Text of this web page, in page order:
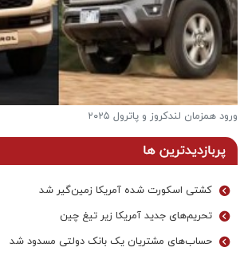
فرار از گرمای تابستان به آغوش خنک و بکرترین دریاچه ها
پربازدیدترین ها
کشتی اسکورت شده آمریکا زمین‌گیر شد
تحریم‌های جدید آمریکا زیر تیغ چین
حساب‌های مشتریان یک بانک‌ دولتی مسدود شد